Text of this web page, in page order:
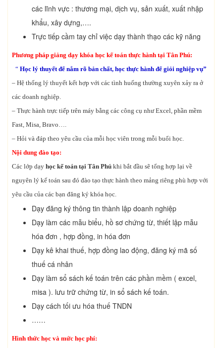
các lĩnh vực : thương mại, dịch vụ, sản xuất, xuất nhập
khẩu, xây dựng,….
Trực tiếp cầm tay chỉ việc dạy thành thạo các kỹ năng
Phương pháp giảng dạy khóa học kế toán thực hành tại Tân Phú:
“ Học lý thuyết để nắm rõ bản chất, học thực hành để giỏi nghiệp vụ”
– Hệ thống lý thuyết kết hợp với các tình huống thường xuyên xảy ra ở
các doanh nghiệp.
– Thực hành trực tiếp trên máy bằng các công cụ như Excel, phần mềm
Fast, Misa, Bravo….
– Hỏi và đáp theo yêu cầu của mỗi học viên trong mỗi buổi học.
Nội dung đào tạo:
Các lớp dạy học kế toán tại Tân Phú khi bắt đầu sẽ tổng hợp lại về
nguyên lý kế toán sau đó đào tạo thực hành theo mảng riêng phù hợp với
yêu cầu của các bạn đăng ký khóa học.
Dạy đăng ký thông tin thành lập doanh nghiệp
Dạy làm các mẫu biểu, hồ sơ chứng từ, thiết lập mẫu
hóa đơn , hợp đồng, in hóa đơn
Dạy kê khai thuế, hợp đồng lao động, đăng ký mã số
thuế cá nhân
Dạy làm sổ sách kế toán trên các phần mềm ( excel,
misa ). lưu trữ chứng từ, in sổ sách kế toán.
Dạy cách tối ưu hóa thuế TNDN
……
Hình thức học và mức học phí: